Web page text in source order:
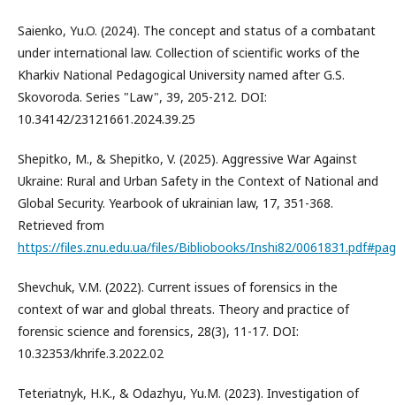
Saienko, Yu.O. (2024). The concept and status of a combatant
under international law. Collection of scientific works of the
Kharkiv National Pedagogical University named after G.S.
Skovoroda. Series "Law", 39, 205-212. DOI:
10.34142/23121661.2024.39.25
Shepitko, M., & Shepitko, V. (2025). Aggressive War Against
Ukraine: Rural and Urban Safety in the Context of National and
Global Security. Yearbook of ukrainian law, 17, 351-368.
Retrieved from
https://files.znu.edu.ua/files/Bibliobooks/Inshi82/
Shevchuk, V.M. (2022). Current issues of forensics in the
context of war and global threats. Theory and practice of
forensic science and forensics, 28(3), 11-17. DOI:
10.32353/khrife.3.2022.02
Teteriatnyk, H.K., & Odazhyu, Yu.M. (2023). Investigation of